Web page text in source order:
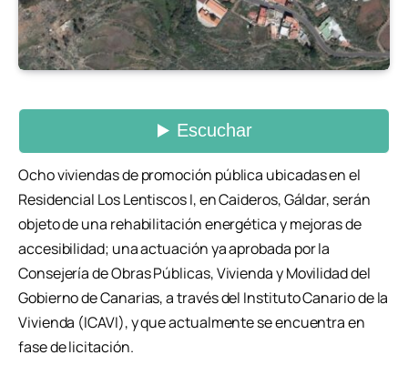
Ocho viviendas de promoción pública ubicadas en el
Residencial Los Lentiscos I, en Caideros, Gáldar, serán
objeto de una rehabilitación energética y mejoras de
accesibilidad; una actuación ya aprobada por la
Consejería de Obras Públicas, Vivienda y Movilidad del
Gobierno de Canarias, a través del Instituto Canario de la
Vivienda (ICAVI), y que actualmente se encuentra en
fase de licitación.